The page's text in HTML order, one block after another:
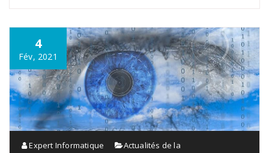
4
Fév, 2021
Expert Informatique
Actualités de la